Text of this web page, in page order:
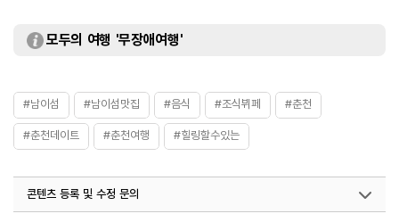
모두의 여행 '무장애여행'
#남이섬 #남이섬맛집 #음식 #조식뷔페 #춘천
#춘천데이트 #춘천여행 #힐링할수있는
콘텐츠 등록 및 수정 문의